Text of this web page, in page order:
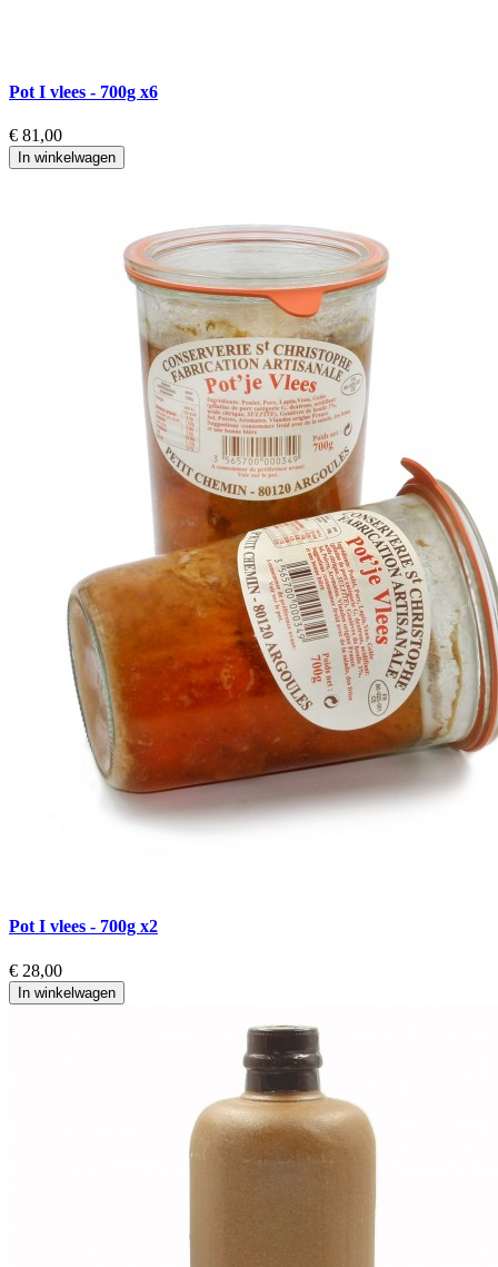
Pot I vlees - 700g x6
€ 81,00
In winkelwagen
Pot I vlees - 700g x2
€ 28,00
In winkelwagen